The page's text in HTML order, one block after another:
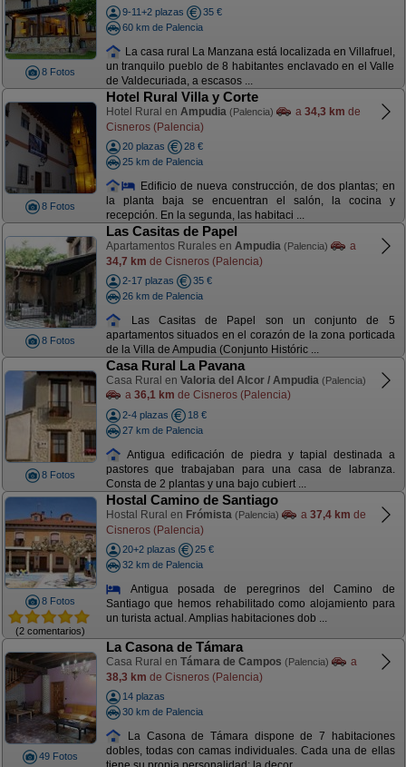
8 Fotos
9-11+2 plazas
35 €
60 km de Palencia
La casa rural La Manzana está localizada en Villafruel,
un tranquilo pueblo de 8 habitantes enclavado en el Valle
de Valdecuriada, a escasos ...
8 Fotos
Hotel Rural Villa y Corte
Hotel Rural en Ampudia (Palencia) a 34,3 km de
Cisneros (Palencia)
20 plazas
28 €
25 km de Palencia
Edificio de nueva construcción, de dos plantas; en
la planta baja se encuentran el salón, la cocina y
recepción. En la segunda, las habitaci ...
8 Fotos
Las Casitas de Papel
Apartamentos Rurales en Ampudia (Palencia)
a
34,7 km de Cisneros (Palencia)
2-17 plazas
35 €
26 km de Palencia
Las Casitas de Papel son un conjunto de 5
apartamentos situados en el corazón de la zona porticada
de la Villa de Ampudia (Conjunto Históric ...
8 Fotos
Casa Rural La Pavana
Casa Rural en Valoria del Alcor / Ampudia (Palencia)
a 36,1 km de Cisneros (Palencia)
2-4 plazas
18 €
27 km de Palencia
Antigua edificación de piedra y tapial destinada a
pastores que trabajaban para una casa de labranza.
Consta de 2 plantas y una bajo cubiert ...
8 Fotos
(2 comentarios)
Hostal Camino de Santiago
Hostal Rural en Frómista (Palencia) a 37,4 km de
Cisneros (Palencia)
20+2 plazas
25 €
32 km de Palencia
Antigua posada de peregrinos del Camino de
Santiago que hemos rehabilitado como alojamiento para
un turista actual. Amplias habitaciones dob ...
49 Fotos
La Casona de Támara
Casa Rural en Támara de Campos (Palencia)
a
38,3 km de Cisneros (Palencia)
14 plazas
30 km de Palencia
La Casona de Támara dispone de 7 habitaciones
dobles, todas con camas individuales. Cada una de ellas